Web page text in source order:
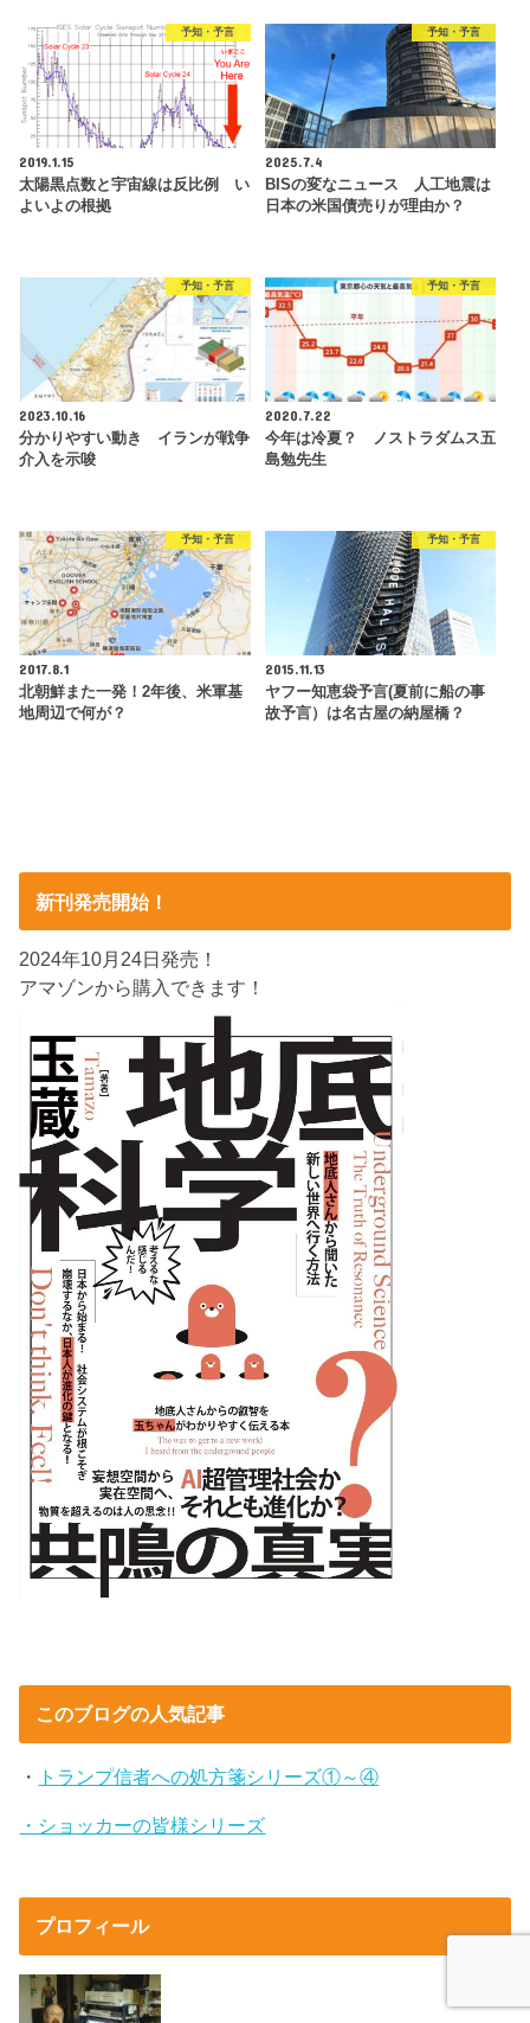
予知・予言
2019.1.15
太陽黒点数と宇宙線は反比例 い
よいよの根拠
予知・予言
2025.7.4
BISの変なニュース 人工地震は
日本の米国債売りが理由か？
予知・予言
2023.10.16
分かりやすい動き イランが戦争
介入を示唆
予知・予言
2020.7.22
今年は冷夏？ ノストラダムス五
島勉先生
予知・予言
2017.8.1
北朝鮮また一発！2年後、米軍基
地周辺で何が？
予知・予言
2015.11.13
ヤフー知恵袋予言(夏前に船の事
故予言）は名古屋の納屋橋？
新刊発売開始！
2024年10月24日発売！
アマゾンから購入できます！
このブログの人気記事
・ トランプ信者への処方箋シリーズ①～④
・ショッカーの皆様シリーズ
プロフィール